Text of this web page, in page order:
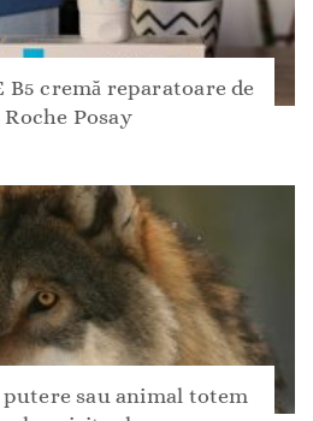
B5 cremă reparatoare de
Roche Posay
sau animal totem